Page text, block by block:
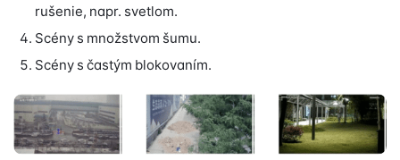
rušenie, napr. svetlom.
Scény s množstvom šumu.
Scény s častým blokovaním.